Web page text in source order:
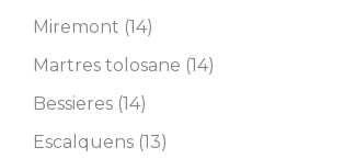
Miremont (14)
Martres tolosane (14)
Bessieres (14)
Escalquens (13)